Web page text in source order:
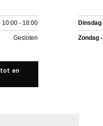
10:00 - 18:00
Gesloten
tot en
Dinsdag
Zondag